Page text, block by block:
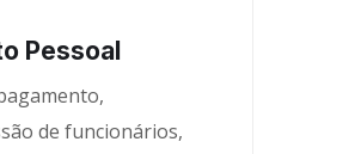
Pessoal
de funcionários,